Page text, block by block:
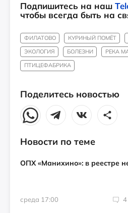
Подпишитесь на наш
чтобы всегда быть на
ФИЛАТОВО КУРИНЫЙ ПОМЁТ
ЭКОЛОГИЯ
БОЛЕЗНИ
РЕКА
ПТИЦЕФАБРИКА
Поделитесь новостью
Новости по теме
ОПХ «Манихино»: в реестре
среда 17:00 4